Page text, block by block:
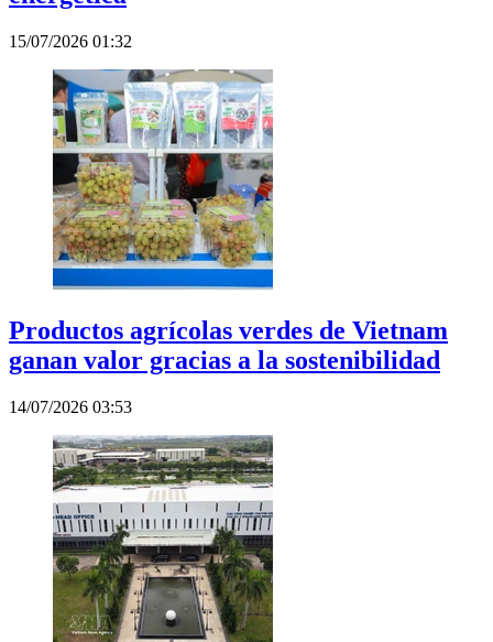
15/07/2026 01:32
Productos agrícolas verdes de Vietnam
ganan valor gracias a la sostenibilidad
14/07/2026 03:53